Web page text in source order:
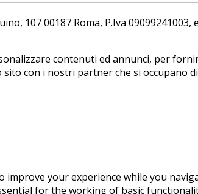
107 00187 Roma, P.Iva
contenuti ed annunci, per
con i nostri partner che si occupano
improve your experience while you
for the working of basic